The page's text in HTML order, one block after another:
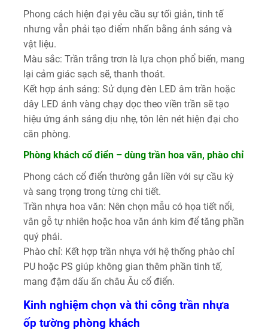
Phong cách hiện đại yêu cầu sự tối giản, tinh tế
nhưng vẫn phải tạo điểm nhấn bằng ánh sáng và
vật liệu.
Màu sắc: Trần trắng trơn là lựa chọn phổ biến, mang
lại cảm giác sạch sẽ, thanh thoát.
Kết hợp ánh sáng: Sử dụng đèn LED âm trần hoặc
dây LED ánh vàng chạy dọc theo viền trần sẽ tạo
hiệu ứng ánh sáng dịu nhẹ, tôn lên nét hiện đại cho
căn phòng.
Phòng khách cổ điển – dùng trần hoa văn, phào chỉ
Phong cách cổ điển thường gắn liền với sự cầu kỳ
và sang trọng trong từng chi tiết.
Trần nhựa hoa văn: Nên chọn mẫu có họa tiết nổi,
vân gỗ tự nhiên hoặc hoa văn ánh kim để tăng phần
quý phái.
Phào chỉ: Kết hợp trần nhựa với hệ thống phào chỉ
PU hoặc PS giúp không gian thêm phần tinh tế,
mang đậm dấu ấn châu Âu cổ điển.
Kinh nghiệm chọn và thi công trần nhựa
ốp tường phòng khách